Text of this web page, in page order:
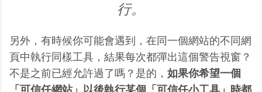
行。
另外，有時候你可能會遇到，在同一個網站的不同網
頁中執行同樣工具，結果每次都彈出這個警告視窗？
不是之前已經允許過了嗎？是的， 如果你希望一個
「可信任網站」以後執行某個「可信任小工具」時都